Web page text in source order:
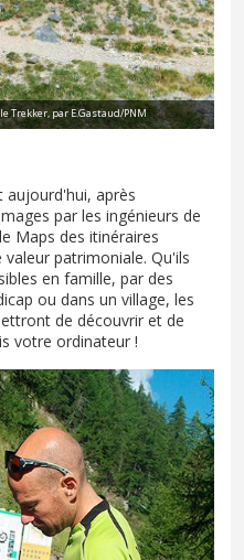
Trekker, par E.Gastaud/PNM
aujourd'hui, après
par les ingénieurs de
Maps des itinéraires
patrimoniale. Qu'ils
en famille, par des
ou dans un village, les
de découvrir et de
votre ordinateur !